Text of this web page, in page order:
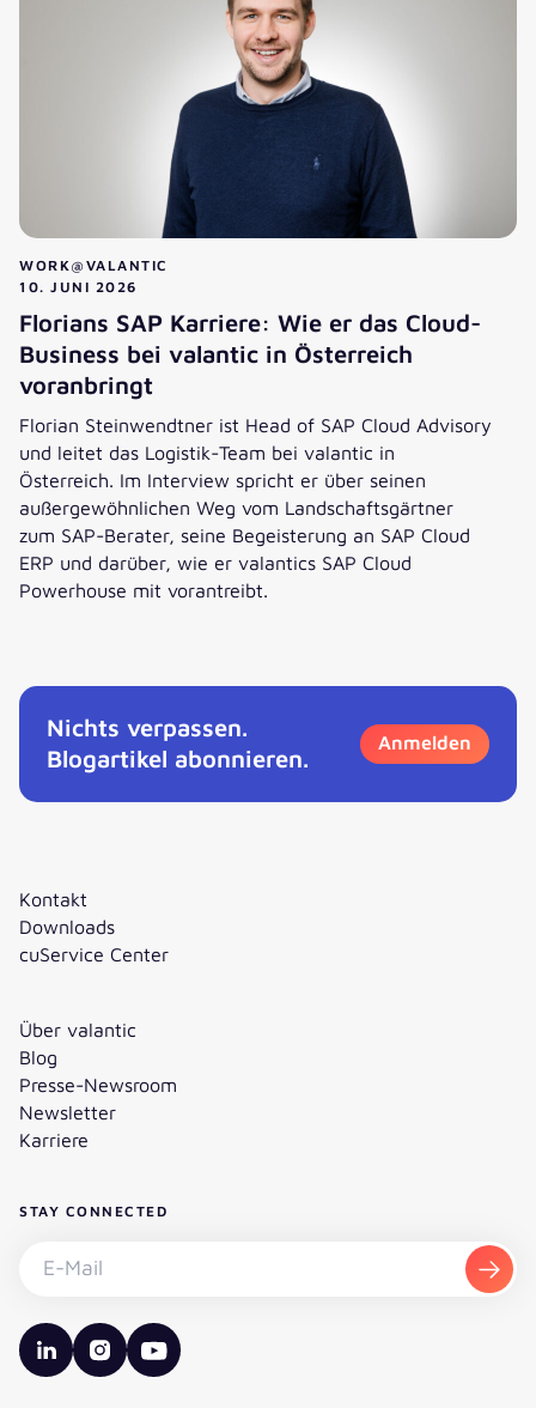
WORK@VALANTIC
10. JUNI 2026
Florians SAP Karriere: Wie er das Cloud-
Business bei valantic in Österreich
voranbringt
Florian Steinwendtner ist Head of SAP Cloud Advisory
und leitet das Logistik-Team bei valantic in
Österreich. Im Interview spricht er über seinen
außergewöhnlichen Weg vom Landschaftsgärtner
zum SAP-Berater, seine Begeisterung an SAP Cloud
ERP und darüber, wie er valantics SAP Cloud
Powerhouse mit vorantreibt.
Nichts verpassen.
Blogartikel abonnieren.
Anmelden
Kontakt
Downloads
cuService Center
Über valantic
Blog
Presse-Newsroom
Newsletter
Karriere
STAY CONNECTED
valantic LinkedIn
valantic Instagram
valantic YouTube